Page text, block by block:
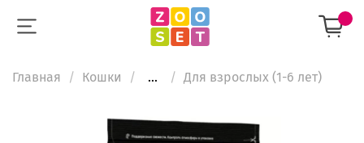
Главная Кошки ... Для взрослых (1-6 лет)